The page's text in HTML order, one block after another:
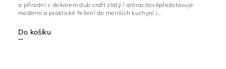
Do košíku
a přírodní s dekorem dub craft zlatý / antracitovápředstavuje
moderní a praktické řešení do menších kuchyní i...